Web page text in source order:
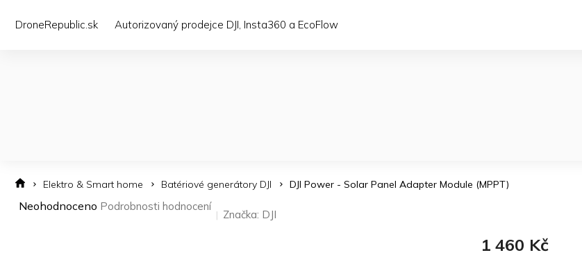
DroneRepublic.sk Autorizovaný prodejce DJI, Insta360 a EcoFlow
Elektro & Smart home Batériové generátory DJI DJI Power - Solar Panel Adapter Module (MPPT)
Průměrné
Neohodnoceno Podrobnosti hodnocení
Značka: DJI
1 460 Kč